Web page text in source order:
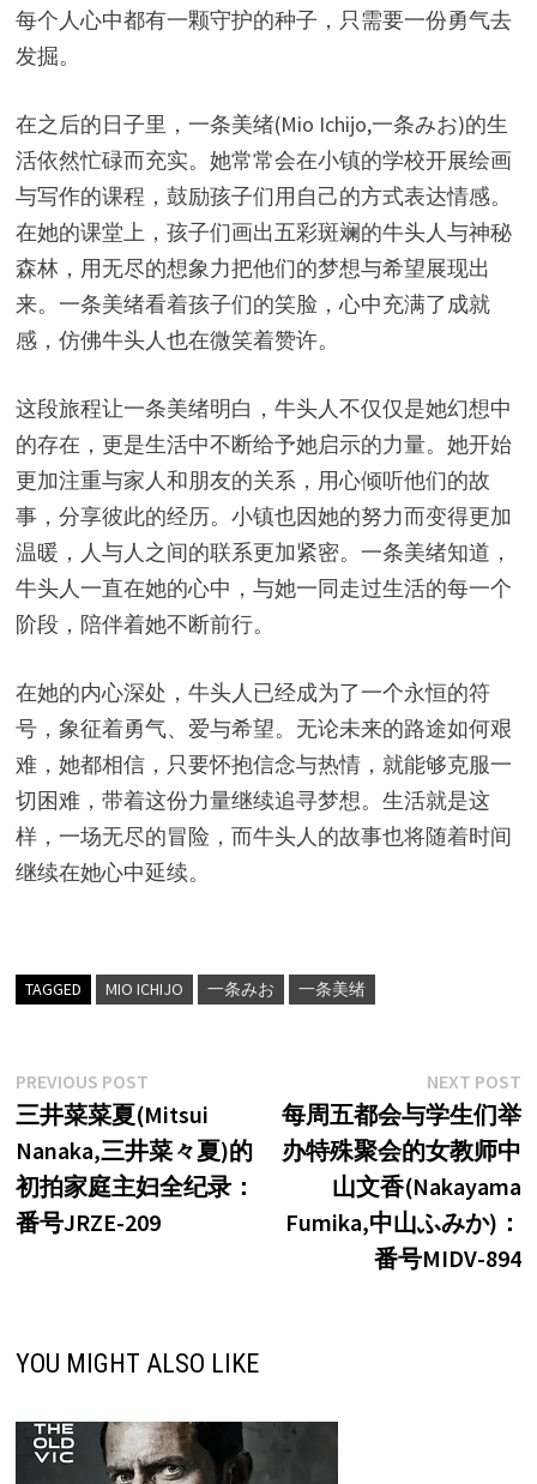
每个人心中都有一颗守护的种子，只需要一份勇气去
发掘。
在之后的日子里，一条美绪(Mio Ichijo,一条みお)的生
活依然忙碌而充实。她常常会在小镇的学校开展绘画
与写作的课程，鼓励孩子们用自己的方式表达情感。
在她的课堂上，孩子们画出五彩斑斓的牛头人与神秘
森林，用无尽的想象力把他们的梦想与希望展现出
来。一条美绪看着孩子们的笑脸，心中充满了成就
感，仿佛牛头人也在微笑着赞许。
这段旅程让一条美绪明白，牛头人不仅仅是她幻想中
的存在，更是生活中不断给予她启示的力量。她开始
更加注重与家人和朋友的关系，用心倾听他们的故
事，分享彼此的经历。小镇也因她的努力而变得更加
温暖，人与人之间的联系更加紧密。一条美绪知道，
牛头人一直在她的心中，与她一同走过生活的每一个
阶段，陪伴着她不断前行。
在她的内心深处，牛头人已经成为了一个永恒的符
号，象征着勇气、爱与希望。无论未来的路途如何艰
难，她都相信，只要怀抱信念与热情，就能够克服一
切困难，带着这份力量继续追寻梦想。生活就是这
样，一场无尽的冒险，而牛头人的故事也将随着时间
继续在她心中延续。
TAGGED MIO ICHIJO 一条みお 一条美绪
文
章
导
航
PREVIOUS POSTPrevious
post:
三井菜菜夏(Mitsui
Nanaka,三井菜々夏)的
初拍家庭主妇全纪录：
番号JRZE-209
NEXT POST
每周五都会与学生们举
办特殊聚会的女教师中
山文香(Nakayama
Fumika,中山ふみか)：
番号MIDV-894
YOU MIGHT ALSO LIKE